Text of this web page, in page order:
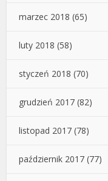
marzec 2018 (65)
luty 2018 (58)
styczeń 2018 (70)
grudzień 2017 (82)
listopad 2017 (78)
październik 2017 (77)